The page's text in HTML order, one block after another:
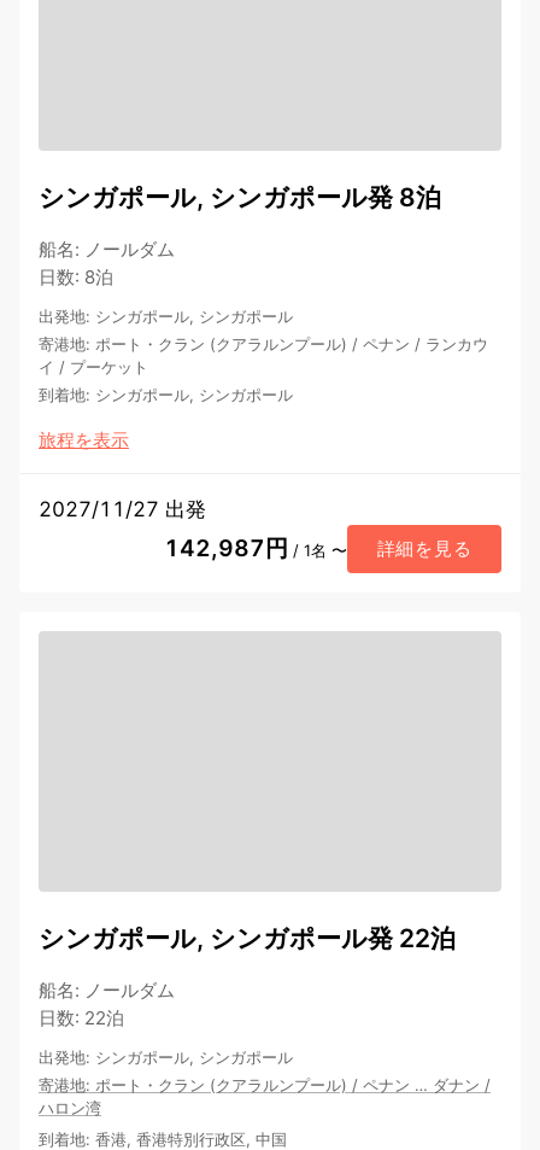
シンガポール, シンガポール発 8泊
船名: ノールダム
日数: 8泊
出発地: シンガポール, シンガポール
寄港地: ポート・クラン (クアラルンプール) / ペナン / ランカウ
イ / プーケット
到着地: シンガポール, シンガポール
旅程を表示
2027/11/27 出発
142,987円 / 1名 〜 詳細を見る
シンガポール, シンガポール発 22泊
船名: ノールダム
日数: 22泊
出発地: シンガポール, シンガポール
寄港地: ポート・クラン (クアラルンプール) / ペナン … ダナン /
ハロン湾
到着地: 香港, 香港特別行政区, 中国